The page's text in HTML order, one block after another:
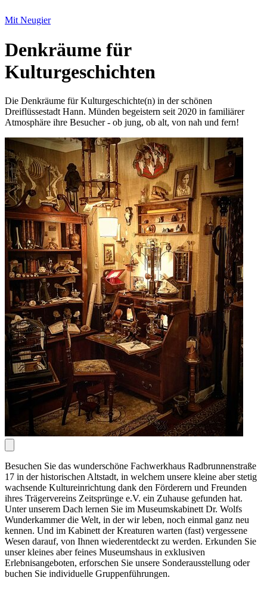
Mit Neugier
Denkräume für
Kulturgeschichten
Die Denkräume für Kulturgeschichte(n) in der schönen
Dreiflüssestadt Hann. Münden begeistern seit 2020 in familiärer
Atmosphäre ihre Besucher - ob jung, ob alt, von nah und fern!
Besuchen Sie das wunderschöne Fachwerkhaus Radbrunnenstraße
17 in der historischen Altstadt, in welchem unsere kleine aber stetig
wachsende Kultureinrichtung dank den Förderern und Freunden
ihres Trägervereins Zeitsprünge e.V. ein Zuhause gefunden hat.
Unter unserem Dach lernen Sie im Museumskabinett Dr. Wolfs
Wunderkammer die Welt, in der wir leben, noch einmal ganz neu
kennen. Und im Kabinett der Kreaturen warten (fast) vergessene
Wesen darauf, von Ihnen wiederentdeckt zu werden. Erkunden Sie
unser kleines aber feines Museumshaus in exklusiven
Erlebnisangeboten, erforschen Sie unsere Sonderausstellung oder
buchen Sie individuelle Gruppenführungen.